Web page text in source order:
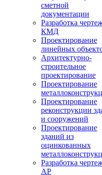
сметной
документации
Разработка
КМД
Проектирование
линейных
Архитектурно-
строительное
проектирование
Проектирование
Проектирование
реконструкции
и сооружений
Проектирование
зданий из
оцинкованных
Разработка
АР